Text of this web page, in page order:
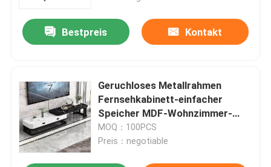
Haus
Produkte
Bestpreis Kontakt
Geruchloses Metallrahmen
Fernsehkabinett-einfacher
Speicher MDF-Wohnzimmer-
Möbel Fernsehstand
MOQ：100PCS
Preis：negotiable